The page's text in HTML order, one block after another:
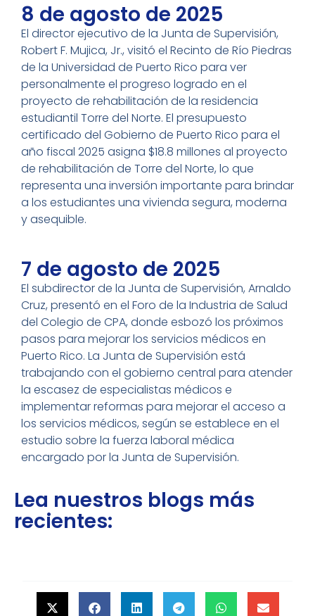
8 de agosto de 2025
El director ejecutivo de la Junta de Supervisión,
Robert F. Mujica, Jr., visitó el Recinto de Río Piedras
de la Universidad de Puerto Rico para ver
personalmente el progreso logrado en el
proyecto de rehabilitación de la residencia
estudiantil Torre del Norte. El presupuesto
certificado del Gobierno de Puerto Rico para el
año fiscal 2025 asigna $18.8 millones al proyecto
de rehabilitación de Torre del Norte, lo que
representa una inversión importante para brindar
a los estudiantes una vivienda segura, moderna
y asequible.
7 de agosto de 2025
El subdirector de la Junta de Supervisión, Arnaldo
Cruz, presentó en el Foro de la Industria de Salud
del Colegio de CPA, donde esbozó los próximos
pasos para mejorar los servicios médicos en
Puerto Rico. La Junta de Supervisión está
trabajando con el gobierno central para atender
la escasez de especialistas médicos e
implementar reformas para mejorar el acceso a
los servicios médicos, según se establece en el
estudio sobre la fuerza laboral médica
encargado por la Junta de Supervisión.
Lea nuestros blogs más
recientes: